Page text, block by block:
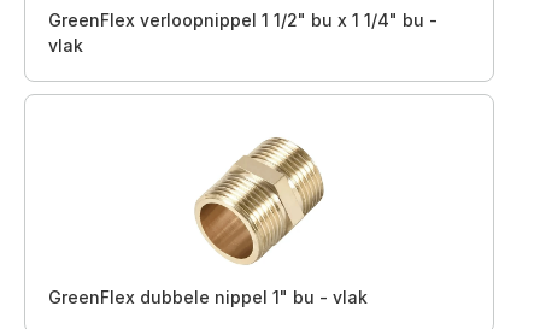
GreenFlex verloopnippel 1 1/2" bu x 1 1/4" bu -
vlak
GreenFlex dubbele nippel 1" bu - vlak